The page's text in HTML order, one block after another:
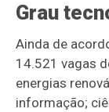
Grau
Ainda de
14.521 vagas
energias
informação;